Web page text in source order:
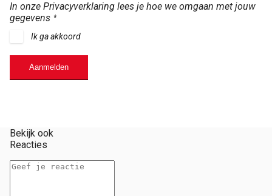
In onze Privacyverklaring lees je hoe we omgaan met jouw
gegevens *
Ik ga akkoord
Aanmelden
Bekijk ook
Reacties